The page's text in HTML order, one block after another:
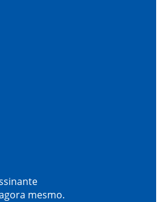
mesmo.